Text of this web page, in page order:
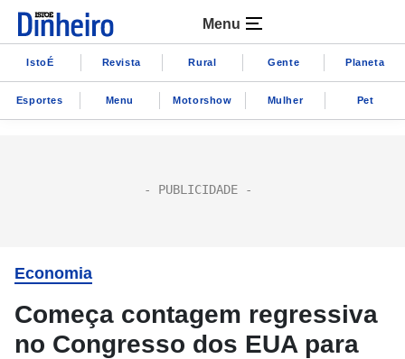
Menu
IstoÉ Revista Rural Gente Planeta
Esportes Menu Motorshow Mulher Pet
Economia
Começa contagem regressiva
no Congresso dos EUA para